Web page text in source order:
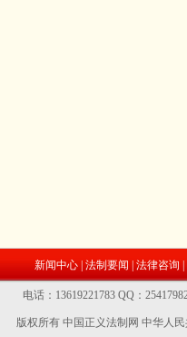
新闻中心 法制要闻 法律咨询
电话：13619221783 QQ：
版权所有 中国正义法制网中华人